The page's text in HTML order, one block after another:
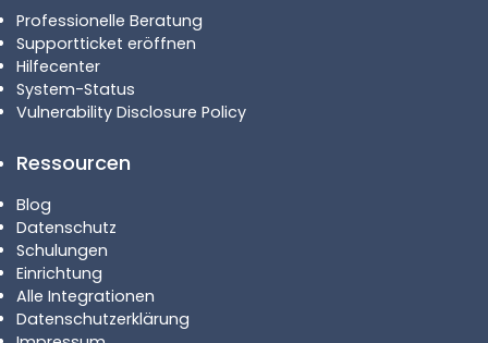
Professionelle Beratung
Supportticket eröffnen
Hilfecenter
System-Status
Vulnerability Disclosure Policy
Ressourcen
Blog
Datenschutz
Schulungen
Einrichtung
Alle Integrationen
Datenschutzerklärung